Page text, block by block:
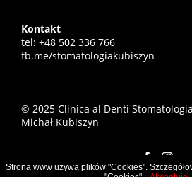
Kontakt
tel: +48 502 336 766
fb.me/stomatologiakubiszyn
© 2025 Clinica al Denti
Michał Kubiszyn
Strona www używa plików "Cookies".